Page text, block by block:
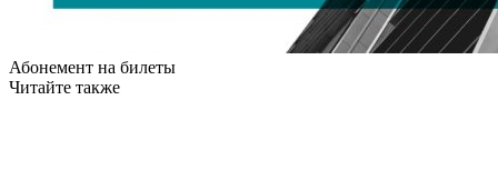
Абонемент на билеты
Читайте также